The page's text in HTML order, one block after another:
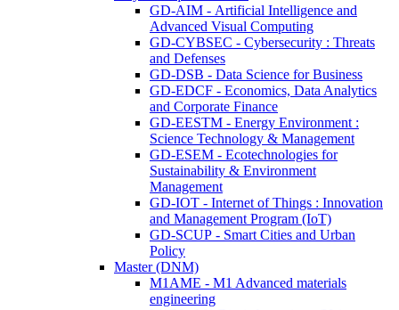
GD-AIM - Artificial Intelligence and
Advanced Visual Computing
GD-CYBSEC - Cybersecurity : Threats
and Defenses
GD-DSB - Data Science for Business
GD-EDCF - Economics, Data Analytics
and Corporate Finance
GD-EESTM - Energy Environment :
Science Technology & Management
GD-ESEM - Ecotechnologies for
Sustainability & Environment
Management
GD-IOT - Internet of Things : Innovation
and Management Program (IoT)
GD-SCUP - Smart Cities and Urban
Policy
Master (DNM)
M1AME - M1 Advanced materials
engineering